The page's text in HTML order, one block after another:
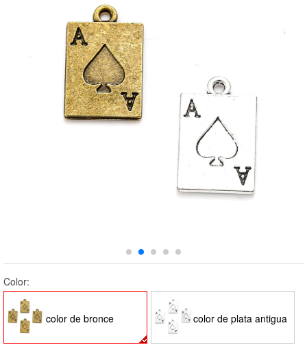
Color:
color de bronce color de plata antigua